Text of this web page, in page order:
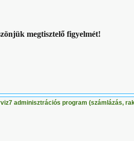
megtisztelő figyelmét!
adminisztrációs program (számlázás,